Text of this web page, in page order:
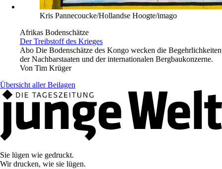
Kris Pannecoucke/Hollandse Hoogte/imago
Afrikas Bodenschätze
Der Treibstoff des Krieges
Abo Die Bodenschätze des Kongo wecken die Begehrlichkeiten
der Nachbarstaaten und der internationalen Bergbaukonzerne.
Von Tim Krüger
Übersicht aller Beilagen
Sie lügen wie gedruckt.
Wir drucken, wie sie lügen.